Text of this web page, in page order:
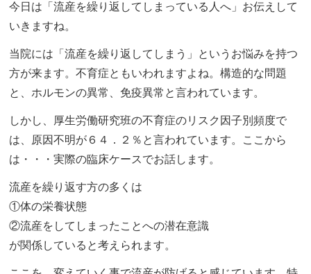
今日は「流産を繰り返してしまっている人へ」お伝えして
いきますね。
当院には「流産を繰り返してしまう」というお悩みを持つ
方が来ます。不育症ともいわれますよね。構造的な問題
と、ホルモンの異常、免疫異常と言われています。
しかし、厚生労働研究班の不育症のリスク因子別頻度で
は、原因不明が６４．２％と言われています。ここから
は・・・実際の臨床ケースでお話します。
流産を繰り返す方の多くは
①体の栄養状態
②流産をしてしまったことへの潜在意識
が関係していると考えられます。